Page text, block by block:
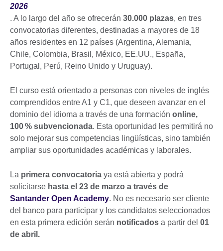
2026
. A lo largo del año se ofrecerán 30.000 plazas, en tres
convocatorias diferentes, destinadas a mayores de 18
años residentes en 12 países (Argentina, Alemania,
Chile, Colombia, Brasil, México, EE.UU., España,
Portugal, Perú, Reino Unido y Uruguay).
El curso está orientado a personas con niveles de inglés
comprendidos entre A1 y C1, que deseen avanzar en el
dominio del idioma a través de una formación online,
100 % subvencionada. Esta oportunidad les permitirá no
solo mejorar sus competencias lingüísticas, sino también
ampliar sus oportunidades académicas y laborales.
La primera convocatoria ya está abierta y podrá
solicitarse hasta el 23 de marzo a través de
Santander Open Academy. No es necesario ser cliente
del banco para participar y los candidatos seleccionados
en esta primera edición serán notificados a partir del 01
de abril.